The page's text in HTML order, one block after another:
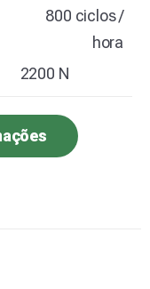
800 ciclos /
hora
2200 N